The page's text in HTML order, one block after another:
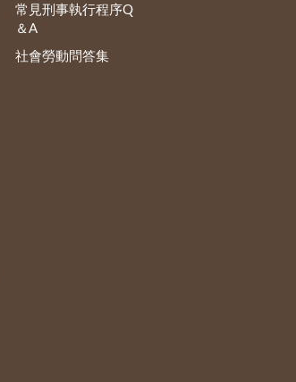
常見刑事執行程序Q
＆A
社會勞動問答集